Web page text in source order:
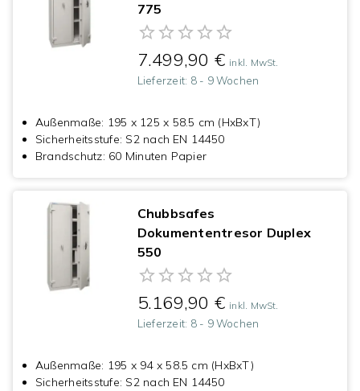
775
7.499,90 € inkl. MwSt.
Lieferzeit: 8 - 9 Wochen
Außenmaße: 195 x 125 x 58.5 cm (HxBxT)
Sicherheitsstufe: S2 nach EN 14450
Brandschutz: 60 Minuten Papier
Chubbsafes
Dokumententresor Duplex
550
5.169,90 € inkl. MwSt.
Lieferzeit: 8 - 9 Wochen
Außenmaße: 195 x 94 x 58.5 cm (HxBxT)
Sicherheitsstufe: S2 nach EN 14450